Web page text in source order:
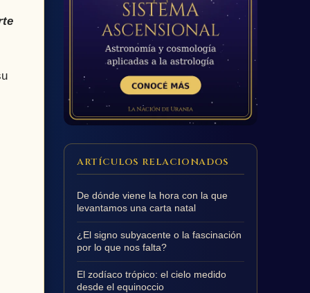
ARTÍCULOS RELACIONADOS
De dónde viene la hora con la que
levantamos una carta natal
¿El signo subyacente o la fascinación
por lo que nos falta?
El zodíaco trópico: el cielo medido
desde el equinoccio